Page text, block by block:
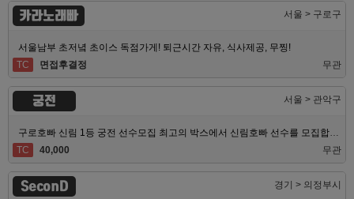
카라노래빠 서울 > 구로구
서울남부 초저녘 초이스 독점가게! 퇴근시간 자유, 식사제공, 무찡!
TC
면접후결정 무관
궁전 서울 > 관악구
TC
40,000 무관
SeconD 경기 > 의정부시